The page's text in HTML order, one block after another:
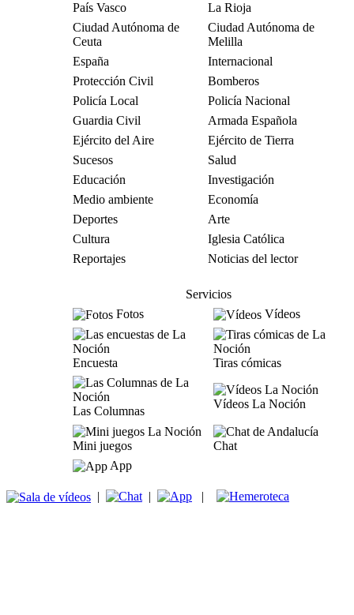
País Vasco
La Rioja
Ciudad Autónoma de
Ceuta
Ciudad Autónoma de
Melilla
España
Internacional
Protección Civil
Bomberos
Policía Local
Policía Nacional
Guardia Civil
Armada Española
Ejército del Aire
Ejército de Tierra
Sucesos
Salud
Educación
Investigación
Medio ambiente
Economía
Deportes
Arte
Cultura
Iglesia Católica
Reportajes
Noticias del lector
Servicios
Fotos
Vídeos
Encuesta Tiras cómicas
Las Columnas
Vídeos La Noción
Mini juegos
Chat
App
| | |